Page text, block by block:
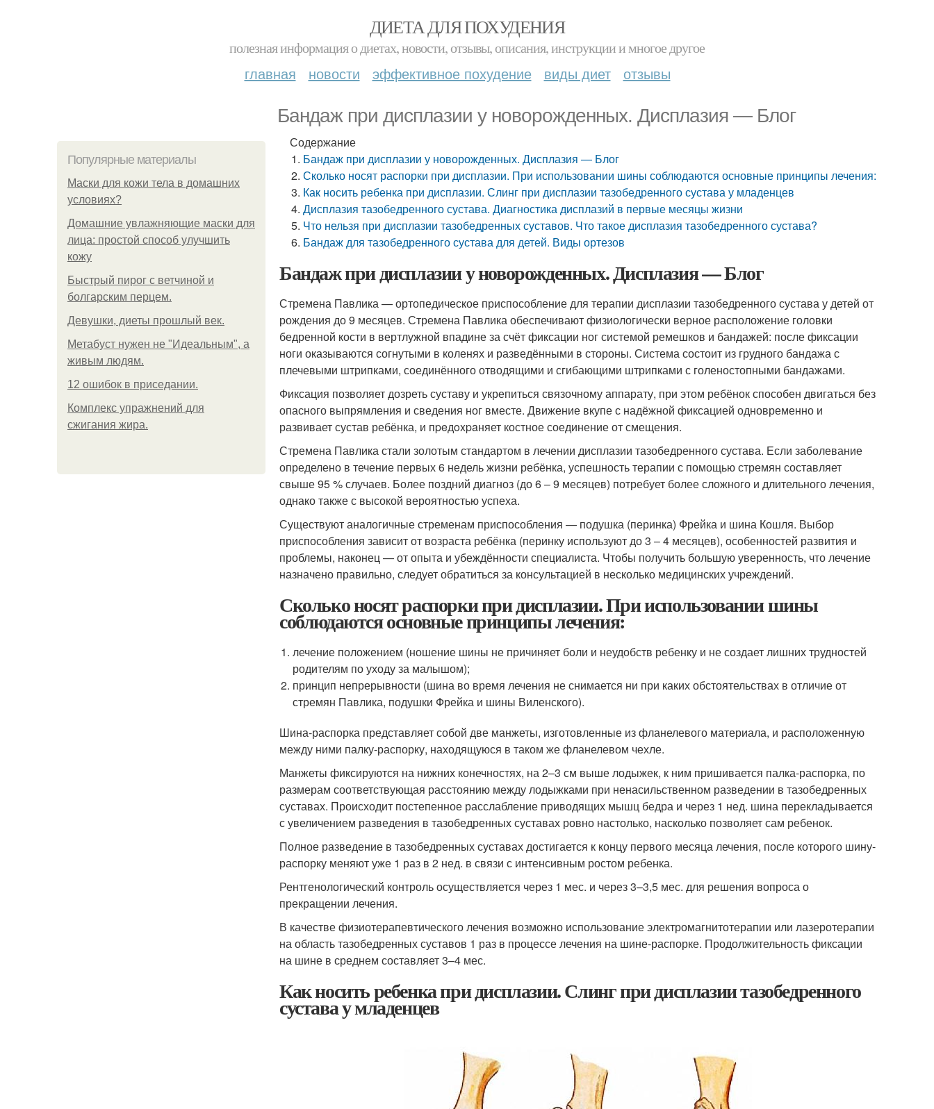
ДИЕТА ДЛЯ ПОХУДЕНИЯ
полезная информация о диетах, новости, отзывы, описания, инструкции и многое другое
главная новости эффективное похудение виды диет отзывы
Бандаж при дисплазии у новорожденных. Дисплазия — Блог
Популярные материалы
Маски для кожи тела в домашних
условиях?
Домашние увлажняющие маски для
лица: простой способ улучшить
кожу
Быстрый пирог с ветчиной и
болгарским перцем.
Девушки, диеты прошлый век.
Метабуст нужен не "Идеальным", а
живым людям.
12 ошибок в приседании.
Комплекс упражнений для
сжигания жира.
Содержание
Бандаж при дисплазии у новорожденных. Дисплазия — Блог
Сколько носят распорки при дисплазии. При использовании шины соблюдаются основные принципы лечения:
Как носить ребенка при дисплазии. Слинг при дисплазии тазобедренного сустава у младенцев
Дисплазия тазобедренного сустава. Диагностика дисплазий в первые месяцы жизни
Что нельзя при дисплазии тазобедренных суставов. Что такое дисплазия тазобедренного сустава?
Бандаж для тазобедренного сустава для детей. Виды ортезов
Бандаж при дисплазии у новорожденных. Дисплазия — Блог
Стремена Павлика — ортопедическое приспособление для терапии дисплазии тазобедренного сустава у детей от
рождения до 9 месяцев. Стремена Павлика обеспечивают физиологически верное расположение головки
бедренной кости в вертлужной впадине за счёт фиксации ног системой ремешков и бандажей: после фиксации
ноги оказываются согнутыми в коленях и разведёнными в стороны. Система состоит из грудного бандажа с
плечевыми штрипками, соединённого отводящими и сгибающими штрипками с голеностопными бандажами.
Фиксация позволяет дозреть суставу и укрепиться связочному аппарату, при этом ребёнок способен двигаться без
опасного выпрямления и сведения ног вместе. Движение вкупе с надёжной фиксацией одновременно и
развивает сустав ребёнка, и пpeдoxpaняет костное соединение от смещения.
Стремена Павлика стали золотым стандартом в лечении дисплазии тазобедренного сустава. Если заболевание
определено в течение первых 6 недель жизни ребёнка, успешность терапии с помощью стремян составляет
свыше 95 % случаев. Более поздний диагноз (до 6 – 9 месяцев) потребует более сложного и длительного лечения,
однако также с высокой вероятностью успеха.
Существуют аналогичные стременам приспособления — подушка (перинка) Фрейка и шина Кошля. Выбор
приспособления зависит от возраста ребёнка (перинку используют до 3 – 4 месяцев), особенностей развития и
проблемы, наконец — от опыта и убеждённости специалиста. Чтобы получить большую уверенность, что лечение
назначено правильно, следует обратиться за консультацией в несколько медицинских учреждений.
Сколько носят распорки при дисплазии. При использовании шины
соблюдаются основные принципы лечения:
лечение положением (ношение шины не причиняет боли и неудобств ребенку и не создает лишних трудностей
родителям по уходу за малышом);
принцип непрерывности (шина во время лечения не снимается ни при каких обстоятельствах в отличие от
стремян Павлика, подушки Фрейка и шины Виленского).
Шина-распорка представляет собой две манжеты, изготовленные из фланелевого материала, и расположенную
между ними палку-распорку, находящуюся в таком же фланелевом чехле.
Манжеты фиксируются на нижних конечностях, на 2–3 см выше лодыжек, к ним пришивается палка-распорка, по
размерам соответствующая расстоянию между лодыжками при ненасильственном разведении в тазобедренных
суставах. Происходит постепенное расслабление приводящих мышц бедра и через 1 нед. шина перекладывается
с увеличением разведения в тазобедренных суставах ровно настолько, насколько позволяет сам ребенок.
Полное разведение в тазобедренных суставах достигается к концу первого месяца лечения, после которого шину-
распорку меняют уже 1 раз в 2 нед. в связи с интенсивным ростом ребенка.
Рентгенологический контроль осуществляется через 1 мес. и через 3–3,5 мес. для решения вопроса о
прекращении лечения.
В качестве физиотерапевтического лечения возможно использование электромагнитотерапии или лазеротерапии
на область тазобедренных суставов 1 раз в процессе лечения на шине-распорке. Продолжительность фиксации
на шине в среднем составляет 3–4 мес.
Как носить ребенка при дисплазии. Слинг при дисплазии тазобедренного
сустава у младенцев